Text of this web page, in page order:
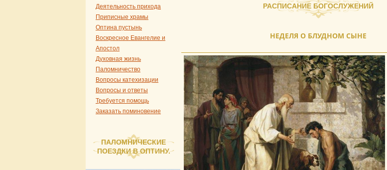
Деятельность прихода
Приписные храмы
Оптина пустынь
Воскресное Евангелие и
Апостол
Духовная жизнь
Паломничество
Вопросы катехизации
Вопросы и ответы
Требуется помощь
Заказать поминовение
ПАЛОМНИЧЕСКИЕ
ПОЕЗДКИ В ОПТИНУ.
РАСПИСАНИЕ БОГОСЛУЖЕНИЙ
НЕДЕЛЯ О БЛУДНОМ СЫНЕ